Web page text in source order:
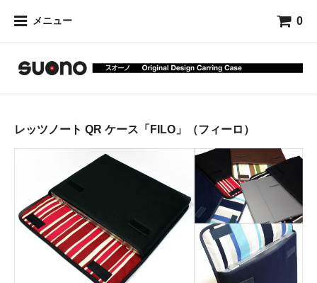
メニュー 0
レッツノート QR ケース「FILO」（フィーロ）